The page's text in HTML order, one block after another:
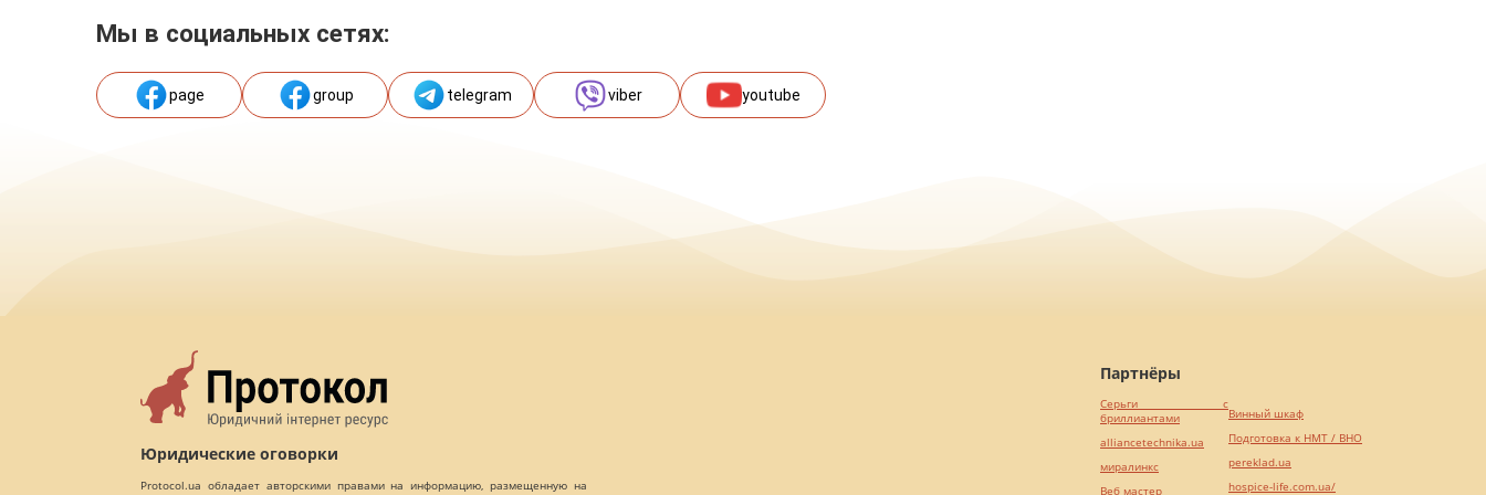
Мы в социальных сетях:
page group telegram viber youtube
Юридические оговорки
Protocol.ua обладает авторскими правами на информацию, размещенную на
Партнёры
Серьги с
бриллиантами
alliancetechnika.ua
миралинкс
Веб мастер
Винный шкаф
Подготовка к НМТ / ВНО
pereklad.ua
hospice-life.com.ua/